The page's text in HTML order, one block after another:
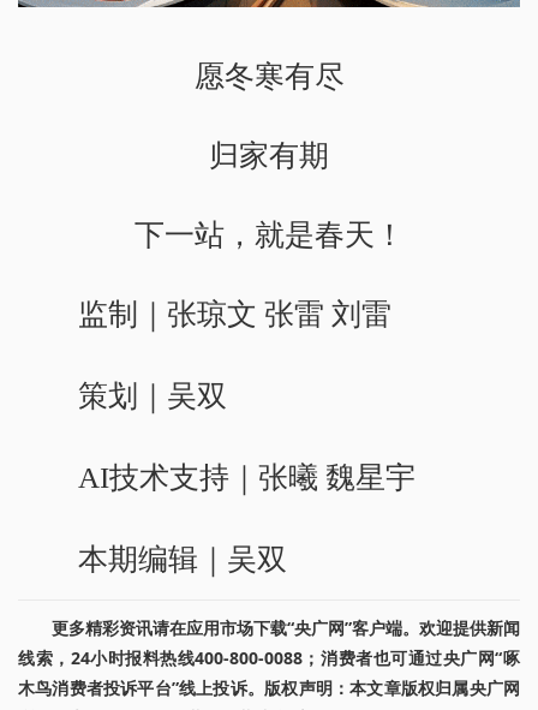
愿冬寒有尽
归家有期
下一站，就是春天！
监制｜张琼文 张雷 刘雷
策划｜吴双
AI技术支持｜张曦 魏星宇
本期编辑｜吴双
更多精彩资讯请在应用市场下载“央广网”客户端。欢迎提供新闻
线索，24小时报料热线400-800-0088；消费者也可通过央广网“啄
木鸟消费者投诉平台”线上投诉。版权声明：本文章版权归属央广网